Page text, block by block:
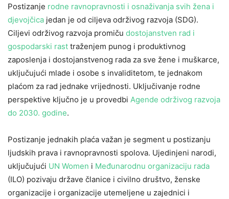
Postizanje rodne ravnopravnosti i osnaživanja svih žena i
djevojčica jedan je od ciljeva održivog razvoja (SDG).
Ciljevi održivog razvoja promiču dostojanstven rad i
gospodarski rast traženjem punog i produktivnog
zaposlenja i dostojanstvenog rada za sve žene i muškarce,
uključujući mlade i osobe s invaliditetom, te jednakom
plaćom za rad jednake vrijednosti. Uključivanje rodne
perspektive ključno je u provedbi Agende održivog razvoja
do 2030. godine.
Postizanje jednakih plaća važan je segment u postizanju
ljudskih prava i ravnopravnosti spolova. Ujedinjeni narodi,
uključujući UN Women i Međunarodnu organizaciju rada
(ILO) pozivaju države članice i civilno društvo, ženske
organizacije i organizacije utemeljene u zajednici i